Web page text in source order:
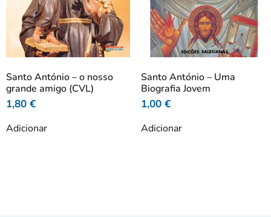
Santo António – o nosso
grande amigo (CVL)
1,80 €
Adicionar
Santo António – Uma
Biografia Jovem
1,00 €
Adicionar